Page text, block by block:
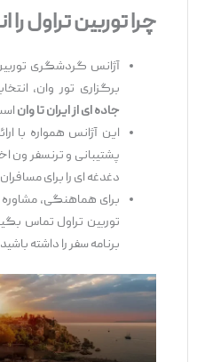
چرا توربین تراول
آژانس گردشگری توربین
برگزاری تور وان،
جاده‌ای از ایران تا وان
این آژانس همواره با
پشتیبانی و ترنسفر ون
دغدغه ‌ای را برای
برای هماهنگی، مشاوره و
توربین تراول تماس
برنامه سفر را داشته باشید.